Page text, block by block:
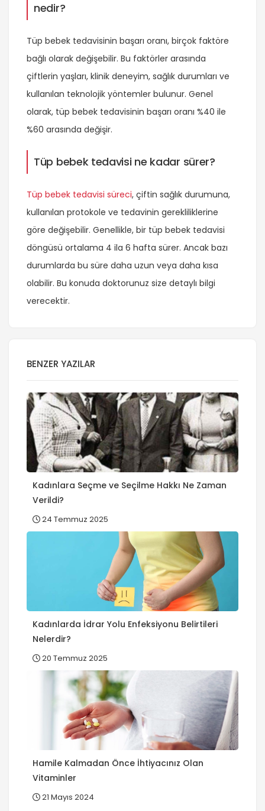
nedir?
Tüp bebek tedavisinin başarı oranı, birçok faktöre
bağlı olarak değişebilir. Bu faktörler arasında
çiftlerin yaşları, klinik deneyim, sağlık durumları ve
kullanılan teknolojik yöntemler bulunur. Genel
olarak, tüp bebek tedavisinin başarı oranı %40 ile
%60 arasında değişir.
Tüp bebek tedavisi ne kadar sürer?
Tüp bebek tedavisi süreci, çiftin sağlık durumuna,
kullanılan protokole ve tedavinin gerekliliklerine
göre değişebilir. Genellikle, bir tüp bebek tedavisi
döngüsü ortalama 4 ila 6 hafta sürer. Ancak bazı
durumlarda bu süre daha uzun veya daha kısa
olabilir. Bu konuda doktorunuz size detaylı bilgi
verecektir.
BENZER YAZILAR
Kadınlara Seçme ve Seçilme Hakkı Ne Zaman
Verildi?
24 Temmuz 2025
Kadınlarda İdrar Yolu Enfeksiyonu Belirtileri
Nelerdir?
20 Temmuz 2025
Hamile Kalmadan Önce İhtiyacınız Olan
Vitaminler
21 Mayıs 2024